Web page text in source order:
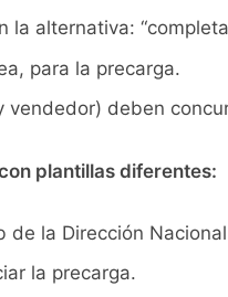
la alternativa:
para la precarga.
vendedor) deben
plantillas diferentes:
de la Dirección
la precarga.